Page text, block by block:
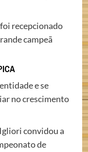
foi recepcionado
campeã
e se
no crescimento
convidou a
de